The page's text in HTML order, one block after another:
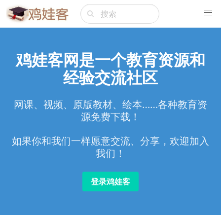
鸡娃客网是一个教育资源和
经验交流社区
网课、视频、原版教材、绘本……各种教育资
源免费下载！
如果你和我们一样愿意交流、分享，欢迎加入
我们！
登录鸡娃客